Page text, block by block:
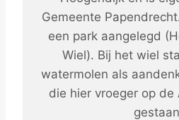
Gemeente
een park aangelegd
Wiel). Bij het wiel
watermolen als
die hier vroeger op